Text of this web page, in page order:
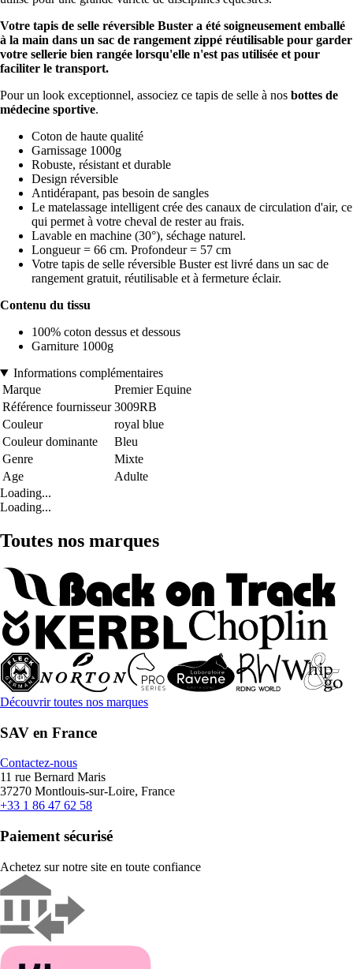
Votre tapis de selle réversible Buster a été soigneusement emballé
à la main dans un sac de rangement zippé réutilisable pour garder
votre sellerie bien rangée lorsqu'elle n'est pas utilisée et pour
faciliter le transport.
Pour un look exceptionnel, associez ce tapis de selle à nos bottes de
médecine sportive.
Coton de haute qualité
Garnissage 1000g
Robuste, résistant et durable
Design réversible
Antidérapant, pas besoin de sangles
Le matelassage intelligent crée des canaux de circulation d'air, ce
qui permet à votre cheval de rester au frais.
Lavable en machine (30°), séchage naturel.
Longueur = 66 cm. Profondeur = 57 cm
Votre tapis de selle réversible Buster est livré dans un sac de
rangement gratuit, réutilisable et à fermeture éclair.
Contenu du tissu
100% coton dessus et dessous
Garniture 1000g
Informations complémentaires
Marque
Premier Equine
Référence fournisseur 3009RB
Couleur
royal blue
Couleur dominante
Bleu
Genre
Mixte
Age
Adulte
Loading...
Loading...
Toutes nos marques
Découvrir toutes nos marques
SAV en France
Contactez-nous
11 rue Bernard Maris
37270 Montlouis-sur-Loire, France
+33 1 86 47 62 58
Paiement sécurisé
Achetez sur notre site en toute confiance